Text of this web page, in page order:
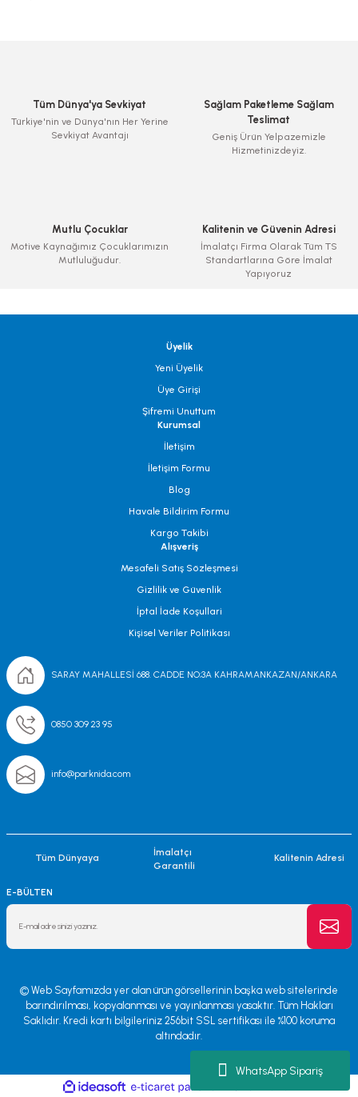
WhatsApp Sipariş
Tüm Dünya'ya Sevkiyat
Türkiye'nin ve Dünya'nın Her Yerine
Sevkiyat Avantajı
Sağlam Paketleme Sağlam
Teslimat
Geniş Ürün Yelpazemizle
Hizmetinizdeyiz.
Mutlu Çocuklar
Motive Kaynağımız Çocuklarımızın
Mutluluğudur.
Kalitenin ve Güvenin Adresi
İmalatçı Firma Olarak Tüm TS
Standartlarına Göre İmalat
Yapıyoruz
Üyelik
Yeni Üyelik
Üye Girişi
Şifremi Unuttum
Kurumsal
İletişim
İletişim Formu
Blog
Havale Bildirim Formu
Kargo Takibi
Alışveriş
Mesafeli Satış Sözleşmesi
Gizlilik ve Güvenlik
İptal İade Koşullari
Kişisel Veriler Politikası
SARAY MAHALLESİ 688. CADDE NO;3A KAHRAMANKAZAN/ANKARA
0850 309 23 95
info@parknida.com
Tüm Dünyaya
İmalatçı
Garantili
Kalitenin Adresi
E-BÜLTEN
© Web Sayfamızda yer alan ürün görsellerinin başka web sitelerinde
barındırılması, kopyalanması ve yayınlanması yasaktır. Tüm Hakları
Saklıdır. Kredi kartı bilgileriniz 256bit SSL sertifikası ile %100 koruma
altındadır.
ideasoft